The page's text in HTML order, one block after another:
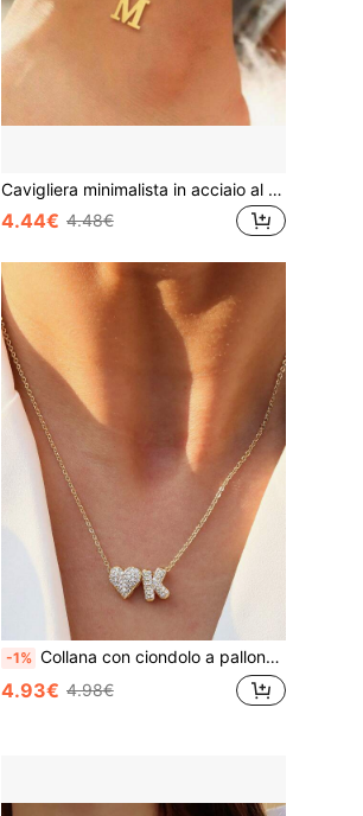
Cavigliera minimalista in acciaio al titanio placcata in oro 18K con lettera inglese, gioiello per caviglia elegante e annodato per donne
4.44€ 4.48€
-1% Collana con ciondolo a palloncino in ottone con zirconi cubici, lettere dell'alfabeto inglese da 26, ciondolo con nome in
4.93€ 4.98€